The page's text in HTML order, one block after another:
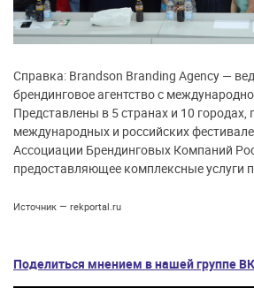
Справка: Brandson Branding Agency —
брендинговое агентство с
Представлены в 5 странах и 10 городах,
международных и российских
Ассоциации Брендинговых Компаний
предоставляющее комплексные услуги
Источник — rekportal.ru
Поделиться мнением в нашей группе ВК